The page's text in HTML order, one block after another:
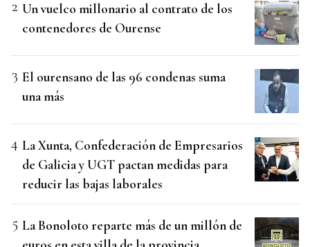
Un vuelco millonario al contrato de los
contenedores de Ourense
El ourensano de las 96 condenas suma
una más
La Xunta, Confederación de Empresarios
de Galicia y UGT pactan medidas para
reducir las bajas laborales
La Bonoloto reparte más de un millón de